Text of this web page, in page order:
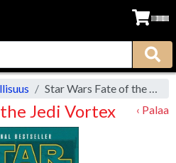
Star Wars Fate of the Jedi Vortex
Jedi Vortex ‹ Palaa